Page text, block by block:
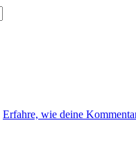
Erfahre, wie deine